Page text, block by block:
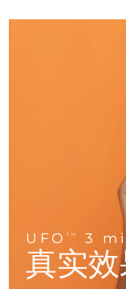
UFO TM 3
真实
For
For
For
面
All
面膜
For
LED
Anti-
保健品
加拿大
捷克
丹麦